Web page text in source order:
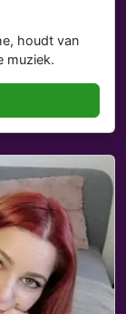
houdt van
muziek.